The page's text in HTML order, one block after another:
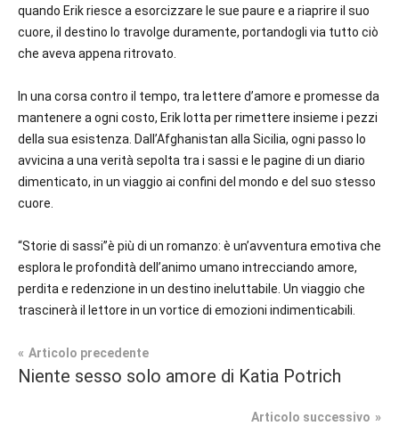
quando Erik riesce a esorcizzare le sue paure e a riaprire il suo
cuore, il destino lo travolge duramente, portandogli via tutto ciò
che aveva appena ritrovato.
In una corsa contro il tempo, tra lettere d’amore e promesse da
mantenere a ogni costo, Erik lotta per rimettere insieme i pezzi
della sua esistenza. Dall’Afghanistan alla Sicilia, ogni passo lo
avvicina a una verità sepolta tra i sassi e le pagine di un diario
dimenticato, in un viaggio ai confini del mondo e del suo stesso
cuore.
“Storie di sassi”è più di un romanzo: è un’avventura emotiva che
esplora le profondità dell’animo umano intrecciando amore,
perdita e redenzione in un destino ineluttabile. Un viaggio che
trascinerà il lettore in un vortice di emozioni indimenticabili.
Tag
Contemporary
Navigazione
Articolo precedente
Niente sesso solo amore di Katia Potrich
Articolo successivo